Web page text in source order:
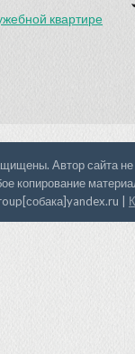
квартире
Автор сайта не
копирование
|